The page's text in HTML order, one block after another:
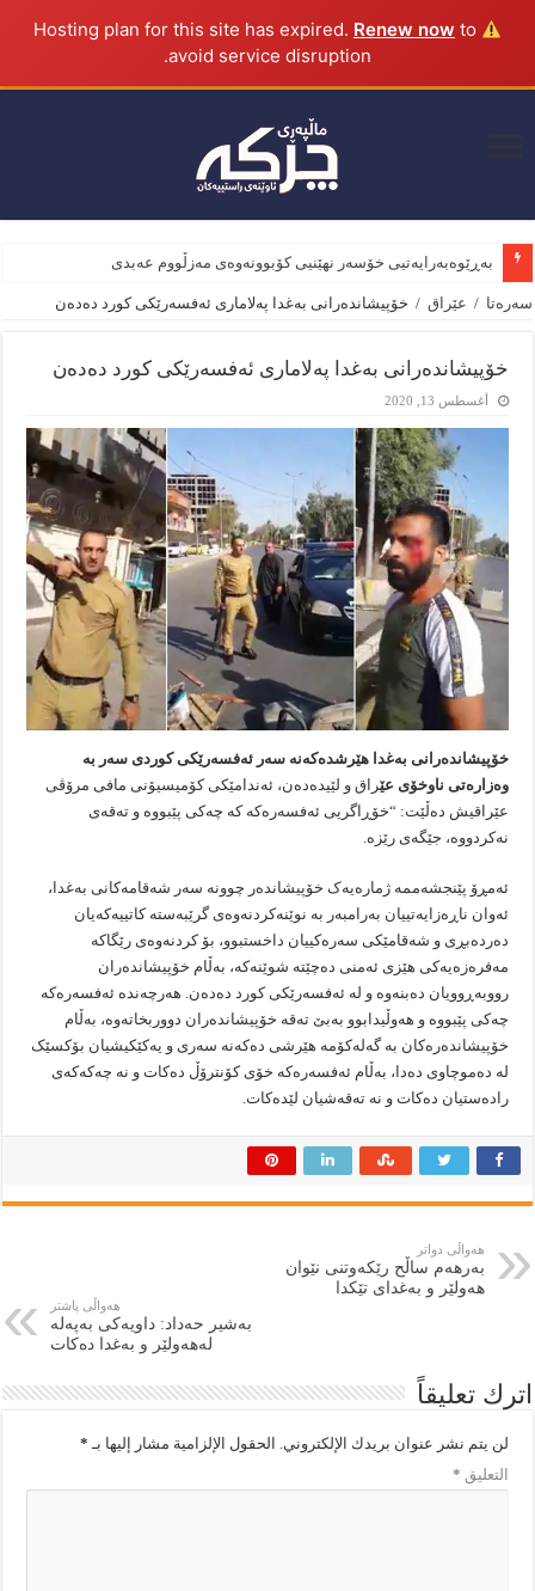
Renew now to
avoid service disruption.
بەڕێوەبەرایەتیی خۆسەر نهێنیی کۆبوونەوەی مەزڵووم عەبدی و وەزی
سەرەتا / عێراق / خۆپیشاندەرانی بەغدا پەلاماری ئەفسەرێکی کورد دەدەن
خۆپیشاندەرانی بەغدا پەلاماری ئەفسەرێکی کورد دەدەن
أغسطس 13, 2020
خۆپیشاندەرانی بەغدا هێرشدەکەنە سەر ئەفسەرێکی کوردی سەر بە
وەزارەتی ناوخۆی عێراق و لێیدەدەن، ئەندامێکی کۆمیسیۆنی مافی مرۆڤی
عێراقیش دەڵێت: “خۆڕاگریی ئەفسەرەکە کە چەکی پێبووە و تەقەی
نەکردووە، جێگەی رێزە.
ئەمڕۆ پێنجشەممە ژمارەیەک خۆپیشاندەر چوونە سەر شەقامەکانی بەغدا،
ئەوان ناڕەزایەتییان بەرامبەر بە نوێنەکردنەوەی گرێبەستە کاتییەکەیان
دەردەبڕی و شەقامێکی سەرەکییان داخستبوو، بۆ کردنەوەی رێگاکە
مەفرەزەیەکی هێزی ئەمنی دەچێتە شوێنەکە، بەڵام خۆپیشاندەران
رووبەڕوویان دەبنەوە و لە ئەفسەرێکی کورد دەدەن. هەرچەندە ئەفسەرەکە
چەکی پێبووە و هەوڵیدابوو بەبێ تەقە خۆپیشاندەران دووربخاتەوە، بەڵام
خۆپیشاندەرەکان بە گەلەکۆمە هێرشی دەکەنە سەری و یەکێکیشیان بۆکسێک
لە دەموچاوی دەدا، بەڵام ئەفسەرەکە خۆی کۆنترۆڵ دەکات و نە چەکەکەی
رادەستیان دەکات و نە تەقەشیان لێدەکات.
هەواڵی دواتر
بەرهەم ساڵح رێكەوتنی نێوان
هەولێر و بەغدای تێكدا
هەواڵی پاشتر
بەشیر حەداد: داویەكی بەپەلە
لەهەولێر و بەغدا دەكات
اترك تعليقاً
لن يتم نشر عنوان بريدك الإلكتروني. الحقول الإلزامية مشار إليها بـ *
التعليق *